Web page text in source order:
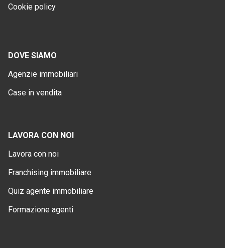
Cookie policy
DOVE SIAMO
Agenzie immobiliari
Case in vendita
LAVORA CON NOI
Lavora con noi
Franchising immobiliare
Quiz agente immobiliare
Formazione agenti